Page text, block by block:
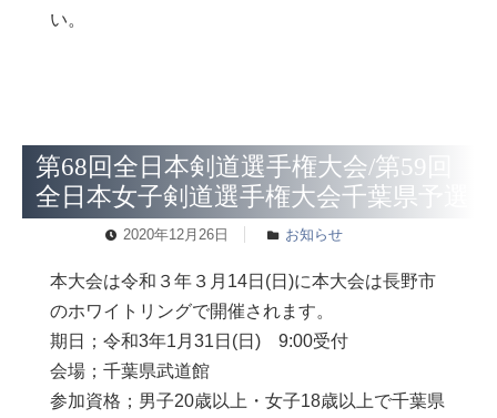
い。
第68回全日本剣道選手権大会/第59回
全日本女子剣道選手権大会千葉県予選
2020年12月26日 お知らせ
本大会は令和３年３月14日(日)に本大会は長野市
のホワイトリングで開催されます。
期日；令和3年1月31日(日) 9:00受付
会場；千葉県武道館
参加資格；男子20歳以上・女子18歳以上で千葉県